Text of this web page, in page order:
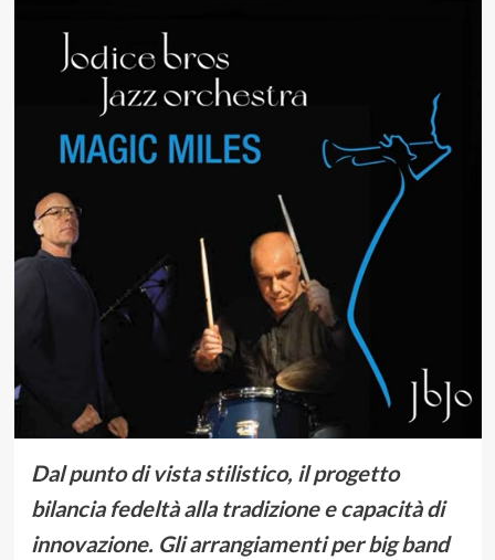
Dal punto di vista stilistico, il progetto
bilancia fedeltà alla tradizione e capacità di
innovazione. Gli arrangiamenti per big band